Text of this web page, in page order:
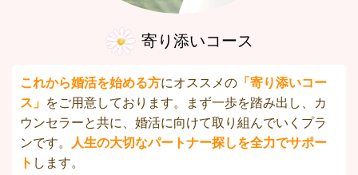
寄り添いコース
これから婚活を始める方にオススメの 「寄り添いコー
ス」 をご用意しております。まず一歩を踏み出し、カ
ウンセラーと共に、婚活に向けて取り組んでいくプラ
ンです。
人生の大切なパートナー探しを全力でサポー
ト します。